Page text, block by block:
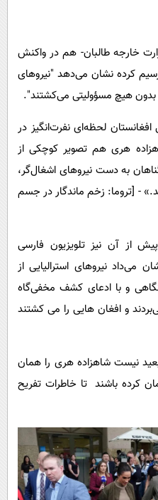
خارجه‌ طالبان- هم در واکنش
کرده نشان می‌دهد "نیروهای
بدون هیچ مسؤولیتی می‌کشتند".
لحظه‌ای نفرت‌انگیز در
هری هم تصویر کوچکی از
به دست نیروهای اشغال‌گر،
- [تروما: زخم ماندگار در جسم
از آن نیز تلویزیون فارسی
نیروهای استرالیایی از
و با ادعای کشف مخفی‌گاه
و افغان هایی را می کشتند
نیست شاهزاده هری را همان
از 23 سال میهمان کرده باشند تا خاطرات تفریح